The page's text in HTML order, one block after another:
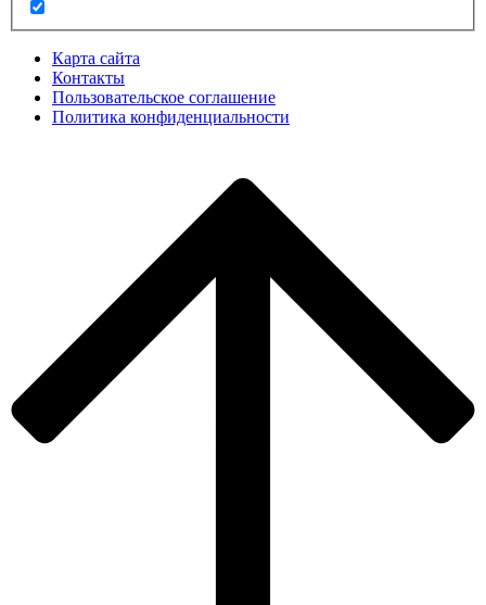
Карта сайта
Контакты
Пользовательское соглашение
Политика конфиденциальности